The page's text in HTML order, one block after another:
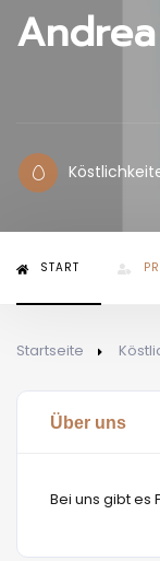
START
Startseite
Über uns
Bei uns gibt es